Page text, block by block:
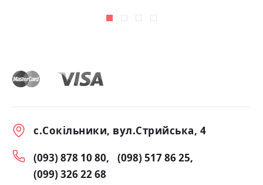
с.Сокільники, вул.Стрийська, 4
(093) 878 10 80
(098) 517 86 25
(099) 326 22 68